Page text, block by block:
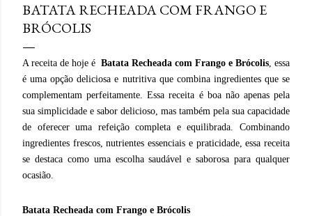
BATATA RECHEADA COM FRANGO E
BRÓCOLIS
A receita de hoje é Batata Recheada com Frango e Brócolis, essa
é uma opção deliciosa e nutritiva que combina ingredientes que se
complementam perfeitamente.Essa receita é boa não apenas pela
sua simplicidade e sabor delicioso, mas também pela sua capacidade
de oferecer uma refeição completa e equilibrada. Combinando
ingredientes frescos, nutrientes essenciais e praticidade, essa receita
se destaca como uma escolha saudável e saborosa para qualquer
ocasião.
Batata Recheada com Frango e Brócolis